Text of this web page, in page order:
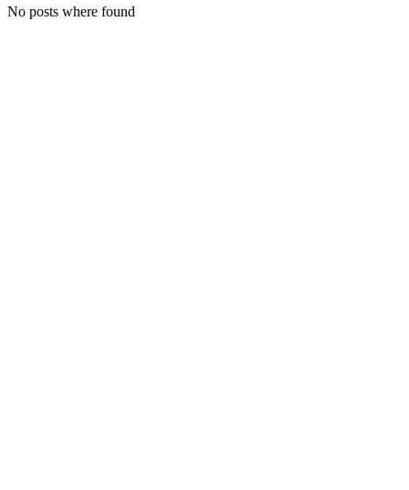
No posts where found